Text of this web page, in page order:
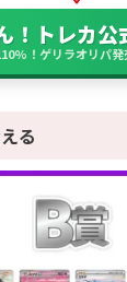
！トレカ
！ゲリラオリパ
る